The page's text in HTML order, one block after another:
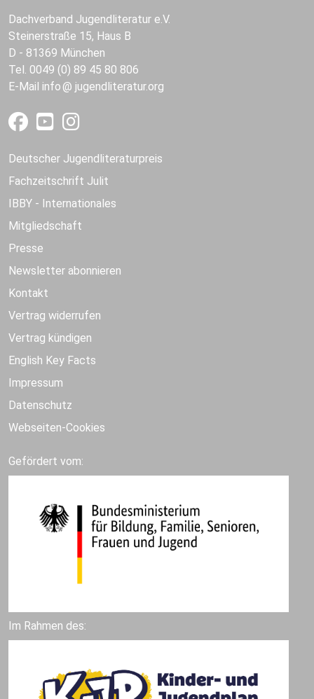
Dachverband Jugendliteratur e.V.
Steinerstraße 15, Haus B
D - 81369 München
Tel. 0049 (0) 89 45 80 806
E-Mail info jugendliteratur.org
Deutscher Jugendliteraturpreis
Fachzeitschrift Julit
IBBY - Internationales
Mitgliedschaft
Presse
Newsletter abonnieren
Kontakt
Vertrag widerrufen
Vertrag kündigen
English Key Facts
Impressum
Datenschutz
Webseiten-Cookies
Gefördert vom:
Im Rahmen des: